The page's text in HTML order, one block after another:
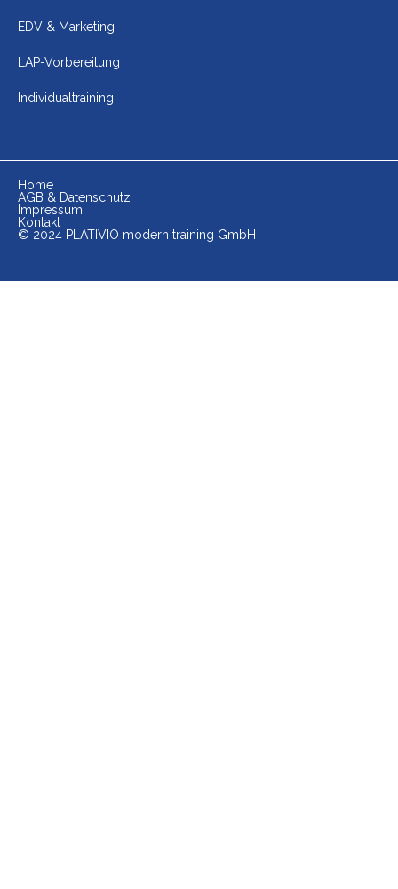
EDV & Marketing
LAP-Vorbereitung
Individualtraining
Home
AGB & Datenschutz
Impressum
Kontakt
© 2024 PLATIVIO modern training GmbH